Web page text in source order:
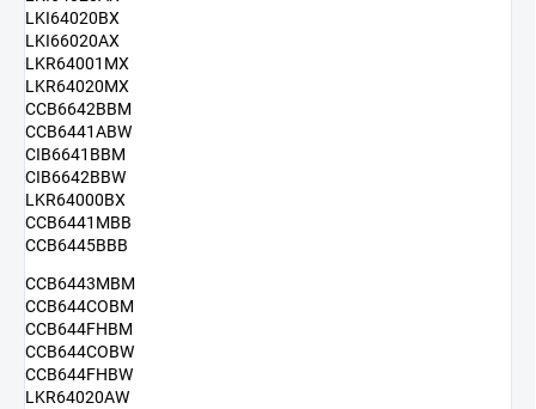
LKI64020BX
LKI66020AX
LKR64001MX
LKR64020MX
CCB6642BBM
CCB6441ABW
CIB6641BBM
CIB6642BBW
LKR64000BX
CCB6441MBB
CCB6445BBB
CCB6443MBM
CCB644COBM
CCB644FHBM
CCB644COBW
CCB644FHBW
LKR64020AW